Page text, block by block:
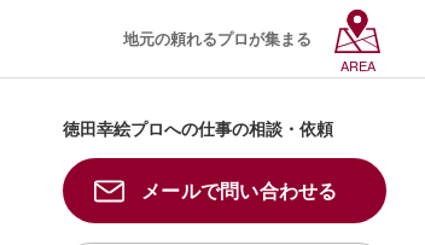
地元の頼れるプロが集まる
AREA
徳田幸絵プロへの仕事の相談・依頼
メールで問い合わせる